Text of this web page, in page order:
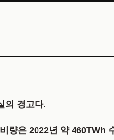
의 경고다.
량은 2022년 약 460TWh